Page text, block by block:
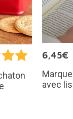
6,45€
avec